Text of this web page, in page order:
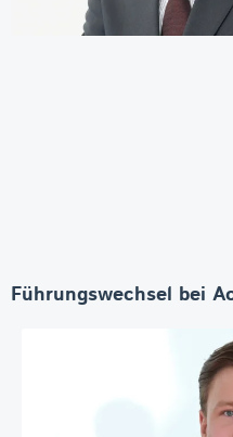
Führungswechsel bei